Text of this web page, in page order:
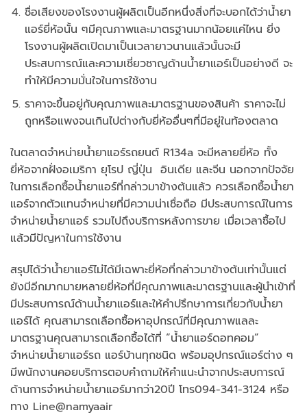
ชื่อเสียงของโรงงานผู้ผลิตเป็นอีกหนึ่งสิ่งที่จะบอกได้ว่าน้ำยา
แอร์ยี่ห้อนั้น ๆมีคุณภาพและมาตรฐานมากน้อยแค่ไหน ยิ่ง
โรงงานผู้ผลิตเปิดมาเป็นเวลายาวนานแล้วนั้นจะมี
ประสบการณ์และความเชี่ยวชาญด้านน้ำยาแอร์เป็นอย่างดี จะ
ทำให้มีความมั่นใจในการใช้งาน
ราคาจะขึ้นอยู่กับคุณภาพและมาตรฐานของสินค้า ราคาจะไม่
ถูกหรือแพงจนเกินไปต่างกับยี่ห้ออื่นๆที่มีอยู่ในท้องตลาด
ในตลาดจำหน่ายน้ำยาแอร์รถยนต์ R134a จะมีหลายยี่ห้อ ทั้ง
ยี่ห้อจากฝั่งอเมริกา ยุโรป ญี่ปุ่น อินเดีย และจีน นอกจากปัจจัย
ในการเลือกซื้อน้ำยาแอร์ที่กล่าวมาข้างต้นแล้ว ควรเลือกซื้อน้ำยา
แอร์จากตัวแทนจำหน่ายที่มีความน่าเชื่อถือ มีประสบการณ์ในการ
จำหน่ายน้ำยาแอร์ รวมไปถึงบริการหลังการขาย เมื่อเวลาซื้อไป
แล้วมีปัญหาในการใช้งาน
สรุปได้ว่าน้ำยาแอร์ไม่ได้มีเฉพาะยี่ห้อที่กล่าวมาข้างต้นเท่านั้นแต่
ยังมีอีกมากมายหลายยี่ห้อที่มีคุณภาพและมาตรฐานและผู้นำเข้าที่
มีประสบการณ์ด้านน้ำยาแอร์และให้คำปรึกษาการเกี่ยวกับน้ำยา
แอร์ได้ คุณสามารถเลือกซื้อหาอุปกรณ์ที่มีคุณภาพแลละ
มาตรฐานคุณสามารถเลือกซื้อได้ที่ “น้ำยาแอร์ดอทคอม”
จำหน่ายน้ำยาแอร์รถ แอร์บ้านทุกชนิด พร้อมอุปกรณ์แอร์ต่าง ๆ
มีพนักงานคอยบริการตอบคำถามให้คำแนะนำจากประสบการณ์
ด้านการจำหน่ายน้ำยาแอร์มากว่า20ปี โทร094-341-3124 หรือ
ทาง Line@namyaair